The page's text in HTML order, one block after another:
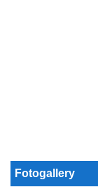
Fotogallery